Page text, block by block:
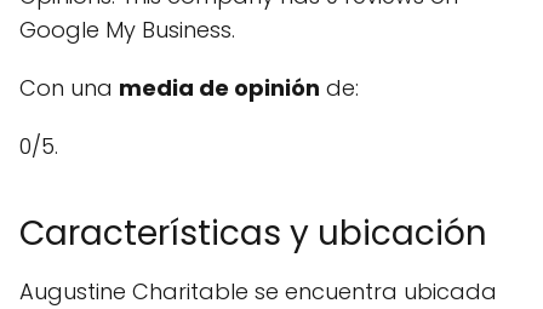
Google My Business.
Con una media de opinión de:
0/5.
Características y ubicación
Augustine Charitable se encuentra ubicada